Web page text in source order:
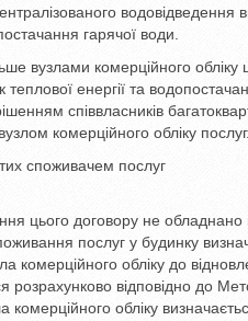
водовідведення
гарячої води.
вузлами комерційного обліку
енергії та
співвласників
комерційного обліку послуг.
споживачем послуг
цього договору не
послуг у будинку
комерційного обліку до
розрахунково відповідно до
комерційного обліку